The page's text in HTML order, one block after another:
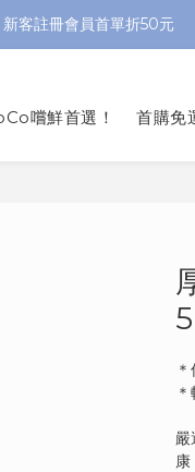
新客註冊會員首單折50元
嚐鮮首選！ 首購免
嚴
康